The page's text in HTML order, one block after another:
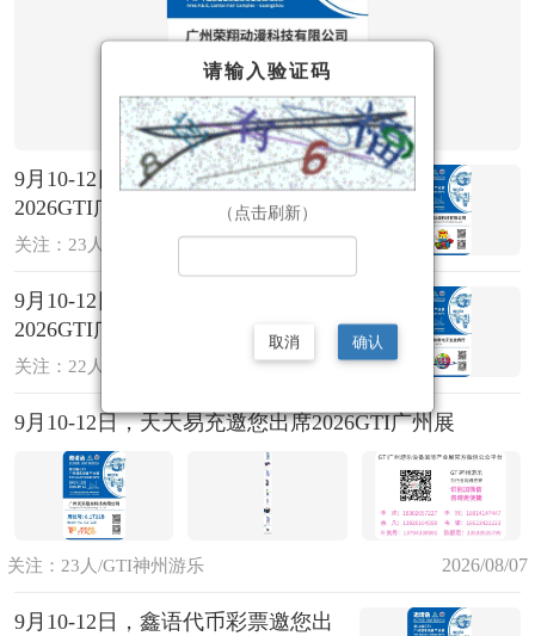
9月10-12日，迪尼宝邀您出席
2026GTI广州展
关注：23人 08/07
9月10-12日，宜尔商邀您出席
2026GTI广州展
关注：22人 08/07
9月10-12日，天天易充邀您出席2026GTI广州展
关注：23人/GTI神州游乐 2026/08/07
9月10-12日，鑫语代币彩票邀您出
请输入验证码
（点击刷新）
取消 确认